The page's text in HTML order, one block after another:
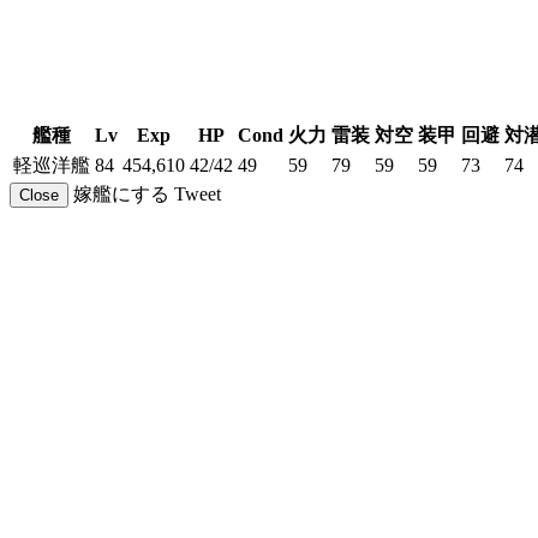
艦種 Lv Exp HP Cond 火力 雷装 対空 装甲 回避 対
軽巡洋艦 84 454,610 42/42 49 59 79 59 59 73 74
Close 嫁艦にする Tweet